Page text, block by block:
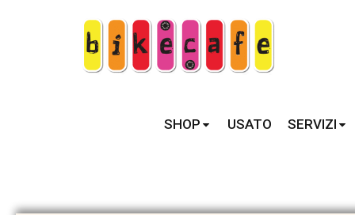
SHOP USATO SERVIZI